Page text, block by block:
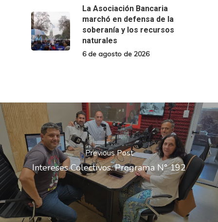
La Asociación Bancaria
marchó en defensa de la
soberanía y los recursos
naturales
6 de agosto de 2026
Previous Post
Intereses Colectivos. Programa N° 192